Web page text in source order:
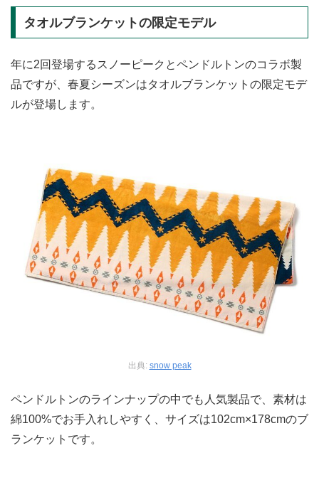
タオルブランケットの限定モデル
年に2回登場するスノーピークとペンドルトンのコラボ製
品ですが、春夏シーズンはタオルブランケットの限定モデ
ルが登場します。
出典: snow peak
ペンドルトンのラインナップの中でも人気製品で、素材は
綿100%でお手入れしやすく、サイズは102cm×178cmのブ
ランケットです。